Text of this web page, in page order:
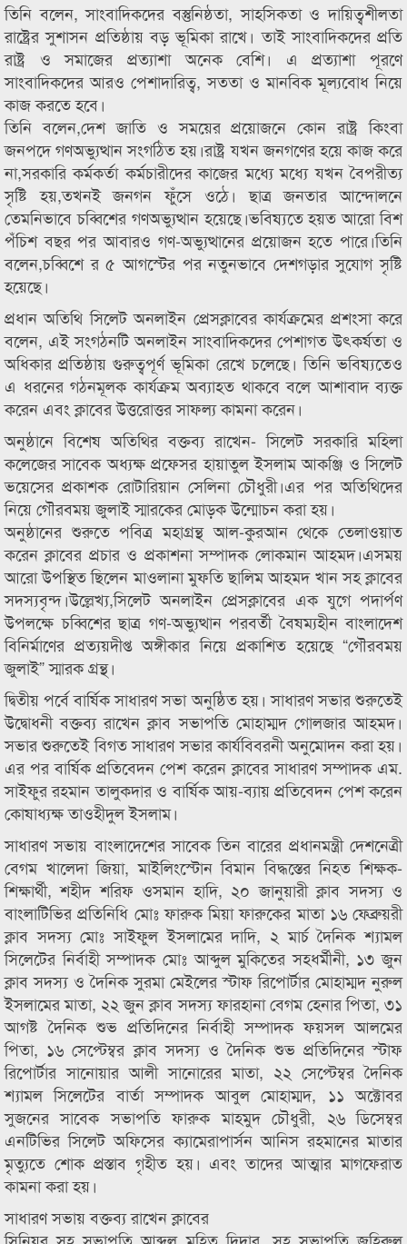
তিনি বলেন, সাংবাদিকদের বস্তুনিষ্ঠতা, সাহসিকতা ও দায়িত্বশীলতা
রাষ্ট্রের সুশাসন প্রতিষ্ঠায় বড় ভূমিকা রাখে। তাই সাংবাদিকদের প্রতি
রাষ্ট্র ও সমাজের প্রত্যাশা অনেক বেশি। এ প্রত্যাশা পূরণে
সাংবাদিকদের আরও পেশাদারিত্ব, সততা ও মানবিক মূল্যবোধ নিয়ে
কাজ করতে হবে।
তিনি বলেন,দেশ জাতি ও সময়ের প্রয়োজনে কোন রাষ্ট্র কিংবা
জনপদে গণঅভ্যুত্থান সংগঠিত হয়।রাষ্ট্র যখন জনগণের হয়ে কাজ করে
না,সরকারি কর্মকর্তা কর্মচারীদের কাজের মধ্যে মধ্যে যখন বৈপরীত্য
সৃষ্টি হয়,তখনই জনগন ফুঁসে ওঠে। ছাত্র জনতার আন্দোলনে
তেমনিভাবে চব্বিশের গণঅভ্যুত্থান হয়েছে।ভবিষ্যতে হয়ত আরো বিশ
পঁচিশ বছর পর আবারও গণ-অভ্যুত্থানের প্রয়োজন হতে পারে।তিনি
বলেন,চব্বিশে র ৫ আগস্টের পর নতুনভাবে দেশগড়ার সুযোগ সৃষ্টি
হয়েছে।
প্রধান অতিথি সিলেট অনলাইন প্রেসক্লাবের কার্যক্রমের প্রশংসা করে
বলেন, এই সংগঠনটি অনলাইন সাংবাদিকদের পেশাগত উৎকর্ষতা ও
অধিকার প্রতিষ্ঠায় গুরুত্বপূর্ণ ভূমিকা রেখে চলেছে। তিনি ভবিষ্যতেও
এ ধরনের গঠনমূলক কার্যক্রম অব্যাহত থাকবে বলে আশাবাদ ব্যক্ত
করেন এবং ক্লাবের উত্তরোত্তর সাফল্য কামনা করেন।
অনুষ্ঠানে বিশেষ অতিথির বক্তব্য রাখেন- সিলেট সরকারি মহিলা
কলেজের সাবেক অধ্যক্ষ প্রফেসর হায়াতুল ইসলাম আকঞ্জি ও সিলেট
ভয়েসের প্রকাশক রোটারিয়ান সেলিনা চৌধুরী।এর পর অতিথিদের
নিয়ে গৌরবময় জুলাই স্মারকের মোড়ক উন্মোচন করা হয়।
অনুষ্ঠানের শুরুতে পবিত্র মহাগ্রন্থ আল-কুরআন থেকে তেলাওয়াত
করেন ক্লাবের প্রচার ও প্রকাশনা সম্পাদক লোকমান আহমদ।এসময়
আরো উপস্থিত ছিলেন মাওলানা মুফতি ছালিম আহমদ খান সহ ক্লাবের
সদস্যবৃন্দ।উল্লেখ্য,সিলেট অনলাইন প্রেসক্লাবের এক যুগে পদার্পণ
উপলক্ষে চব্বিশের ছাত্র গণ-অভ্যুত্থান পরবর্তী বৈষম্যহীন বাংলাদেশ
বিনির্মাণের প্রত্যয়দীপ্ত অঙ্গীকার নিয়ে প্রকাশিত হয়েছে “গৌরবময়
জুলাই” স্মারক গ্রন্থ।
দ্বিতীয় পর্বে বার্ষিক সাধারণ সভা অনুষ্ঠিত হয়। সাধারণ সভার শুরুতেই
উদ্বোধনী বক্তব্য রাখেন ক্লাব সভাপতি মোহাম্মদ গোলজার আহমদ।
সভার শুরুতেই বিগত সাধারণ সভার কার্যবিবরনী অনুমোদন করা হয়।
এর পর বার্ষিক প্রতিবেদন পেশ করেন ক্লাবের সাধারণ সম্পাদক এম.
সাইফুর রহমান তালুকদার ও বার্ষিক আয়-ব্যায় প্রতিবেদন পেশ করেন
কোষাধ্যক্ষ তাওহীদুল ইসলাম।
সাধারণ সভায় বাংলাদেশের সাবেক তিন বারের প্রধানমন্ত্রী দেশনেত্রী
বেগম খালেদা জিয়া, মাইলিংস্টোন বিমান বিদ্ধস্তের নিহত শিক্ষক-
শিক্ষার্থী, শহীদ শরিফ ওসমান হাদি, ২০ জানুয়ারী ক্লাব সদস্য ও
বাংলাটিভির প্রতিনিধি মোঃ ফারুক মিয়া ফারুকের মাতা ১৬ ফেব্রুয়রী
ক্লাব সদস্য মোঃ সাইফুল ইসলামের দাদি, ২ মার্চ দৈনিক শ্যামল
সিলেটের নির্বাহী সম্পাদক মোঃ আব্দুল মুকিতের সহধর্মীনী, ১৩ জুন
ক্লাব সদস্য ও দৈনিক সুরমা মেইলের স্টাফ রিপোর্টার মোহাম্মদ নুরুল
ইসলামের মাতা, ২২ জুন ক্লাব সদস্য ফারহানা বেগম হেনার পিতা, ৩১
আগষ্ট দৈনিক শুভ প্রতিদিনের নির্বাহী সম্পাদক ফয়সল আলমের
পিতা, ১৬ সেপ্টেম্বর ক্লাব সদস্য ও দৈনিক শুভ প্রতিদিনের স্টাফ
রিপোর্টার সানোয়ার আলী সানোরের মাতা, ২২ সেপ্টেম্বর দৈনিক
শ্যামল সিলেটের বার্তা সম্পাদক আবুল মোহাম্মদ, ১১ অক্টোবর
সুজনের সাবেক সভাপতি ফারুক মাহমুদ চৌধুরী, ২৬ ডিসেম্বর
এনটিভির সিলেট অফিসের ক্যামেরাপার্সন আনিস রহমানের মাতার
মৃত্যুতে শোক প্রস্তাব গৃহীত হয়। এবং তাদের আত্মার মাগফেরাত
কামনা করা হয়।
সাধারণ সভায় বক্তব্য রাখেন ক্লাবের